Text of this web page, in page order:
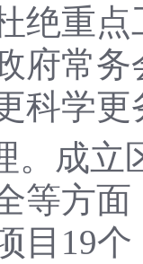
绝重
府常
科学
。成立
等方
目19